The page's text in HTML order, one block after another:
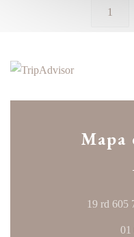
1
Mapa
19 rd 605
01